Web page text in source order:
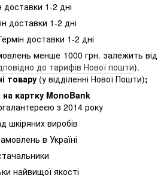
доставки 1-2 дні
доставки 1-2 дні
доставки 1-2 дні
менше 1000 грн. залежить від
до тарифів Нової пошти).
товару (у відділенні Нової Пошти);
на картку MonoBank
з 2014 року
шкіряних виробів
в Україні
найвищої якості